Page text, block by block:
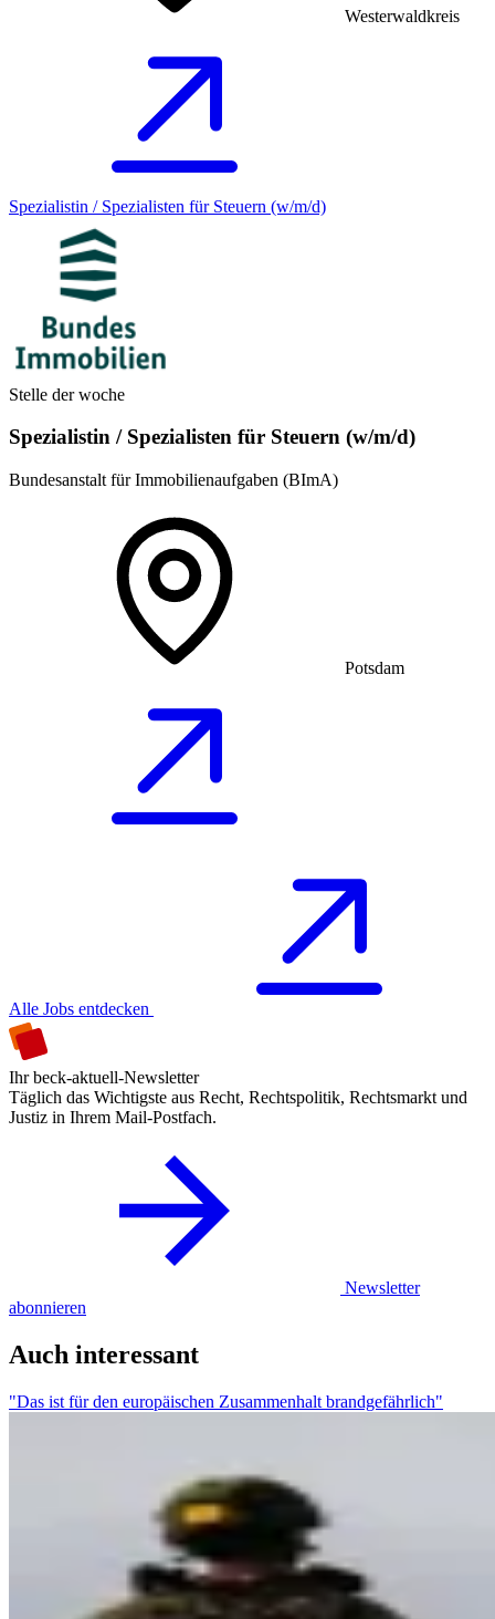
Westerwaldkreis
Spezialistin / Spezialisten für Steuern (w/m/d)
Stelle der woche
Spezialistin / Spezialisten für Steuern (w/m/d)
Bundesanstalt für Immobilienaufgaben (BImA)
Potsdam
Alle Jobs entdecken
Ihr beck-aktuell-Newsletter
Täglich das Wichtigste aus Recht, Rechtspolitik, Rechtsmarkt und
Justiz in Ihrem Mail-Postfach.
Newsletter
abonnieren
Auch interessant
"Das ist für den europäischen Zusammenhalt brandgefährlich"